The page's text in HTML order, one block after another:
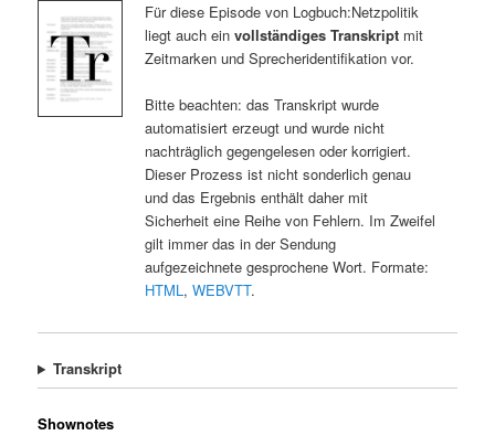
Für diese Episode von Logbuch:Netzpolitik
liegt auch ein vollständiges Transkriptmit
Zeitmarken und Sprecheridentifikation vor.
Bitte beachten: das Transkript wurde
automatisiert erzeugt und wurde nicht
nachträglich gegengelesen oder korrigiert.
Dieser Prozess ist nicht sonderlich genau
und das Ergebnis enthält daher mit
Sicherheit eine Reihe von Fehlern. Im Zweifel
gilt immer das in der Sendung
aufgezeichnete gesprochene Wort. Formate:
HTML, WEBVTT.
Transkript
Shownotes